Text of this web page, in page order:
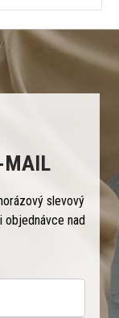
MAIL
slevový
objednávce nad